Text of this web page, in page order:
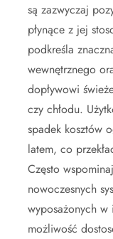
są zazwyczaj
płynące z jej
podkreśla
wewnętrznego
dopływowi
czy chłodu.
spadek kosztów
latem, co
Często
nowoczesnych
wyposażonych
możliwość